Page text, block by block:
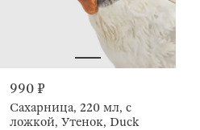
990 ₽
Сахарница, 220 мл, с
ложкой, Утенок, Duck